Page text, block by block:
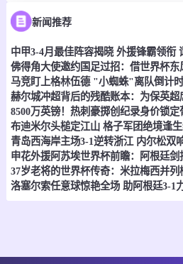
黄金海岸骑士
情报
澳昆超 07-07 17:30
黄金海岸骑士 0 - 0
情报
澳亚U23 07-07 17:30
新闻推荐
佛得角大使邀约国足过招：借世界杯东
马竞盯上格林伍德 "小蜘蛛"离队倒计时
赫尔城冲超背后的残酷账本：为保英超
布迪米尔头槌定江山 格子军团绝境逢
青岛西海岸主场3-1逆转浙江 内尔松双
洛塞尔索任意球惊艳全场 助阿根廷3-1